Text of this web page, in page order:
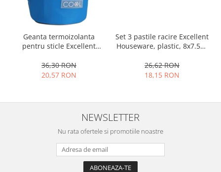
Geanta termoizolanta
pentru sticle Excellent
cm, 1.5 l, albastru
36,30 RON
20,57 RON
Set 3 pastile racire Excellent
Houseware, plastic, 8x7.5x1
26,62 RON
18,15 RON
NEWSLETTER
Nu rata ofertele si promotiile noastre